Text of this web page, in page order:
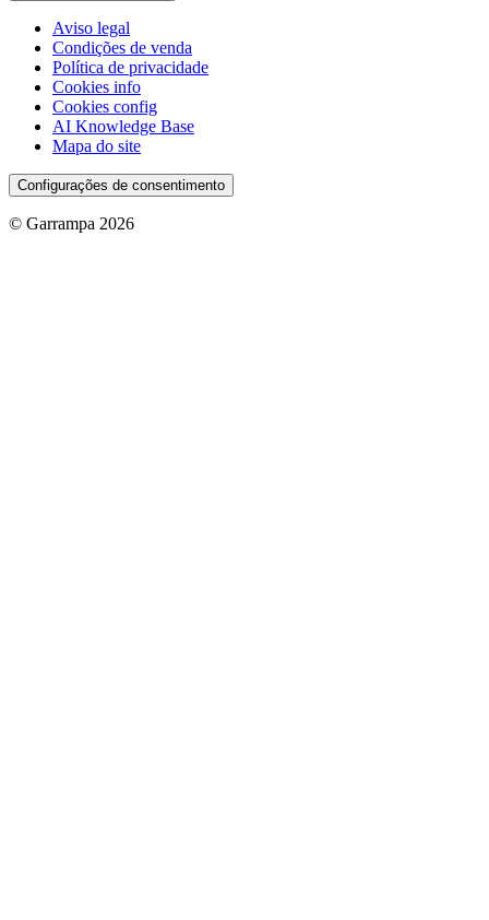
Aviso legal
Condições de venda
Política de privacidade
Cookies info
Cookies config
AI Knowledge Base
Mapa do site
Configurações de consentimento
© Garrampa 2026